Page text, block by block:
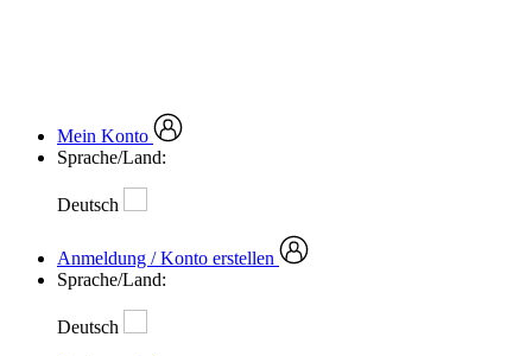
Mein Konto
Sprache/Land:
Deutsch
Anmeldung / Konto erstellen
Sprache/Land:
Deutsch